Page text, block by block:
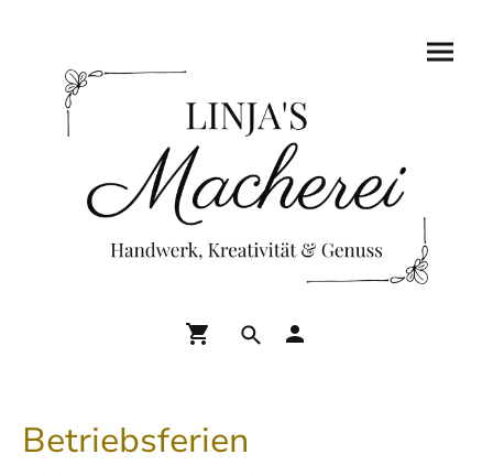
Betriebsferien